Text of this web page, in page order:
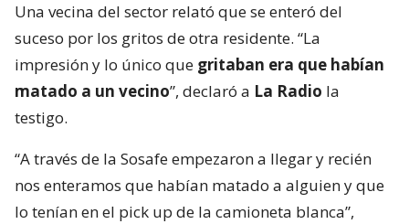
Una vecina del sector relató que se enteró del
suceso por los gritos de otra residente. “La
impresión y lo único que gritaban era que habían
matado a un vecino”, declaró a La Radio la
testigo.
“A través de la Sosafe empezaron a llegar y recién
nos enteramos que habían matado a alguien y que
lo tenían en el pick up de la camioneta blanca”,